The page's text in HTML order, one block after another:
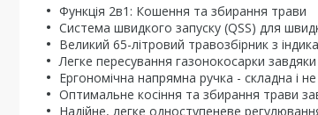
Функція 2в1: Кошення та збирання трави
Система швидкого запуску (QSS) для
Великий 65-літровий травозбірник з
Легке пересування газонокосарки
Ергономічна напрямна ручка - складна і
Оптимальне косіння та збирання трави
Надійне, легке одноступеневе